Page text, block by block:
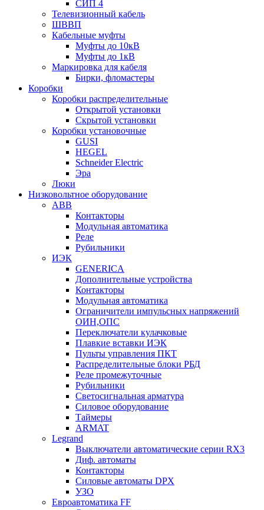
СИП 4
Телевизионный кабель
ШВВП
Кабельные муфты
Муфты до 10кВ
Муфты до 1кВ
Маркировка для кабеля
Бирки, фломастеры
Коробки
Коробки распределительные
Открытой установки
Скрытой установки
Коробки установочные
GUSI
HEGEL
Schneider Electric
Эра
Люки
Низковольтное оборудование
ABB
Контакторы
Модульная автоматика
Реле
Рубильники
ИЭК
GENERICA
Дополнительные устройства
Контакторы
Модульная автоматика
Ограничители импульсных напряжений
ОИН,ОПС
Переключатели кулачковые
Плавкие вставки ИЭК
Пульты управления ПКТ
Распределительные блоки РБД
Реле промежуточные
Рубильники
Светосигнальная арматура
Силовое оборудование
Таймеры
ARMAT
Legrand
Выключатели автоматические серии RX3
Диф. автоматы
Контакторы
Силовые автоматы DPX
УЗО
Евроавтоматика FF